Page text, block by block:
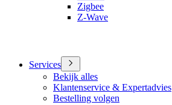
Zigbee
Z-Wave
Services
Bekijk alles
Klantenservice & Expertadvies
Bestelling volgen